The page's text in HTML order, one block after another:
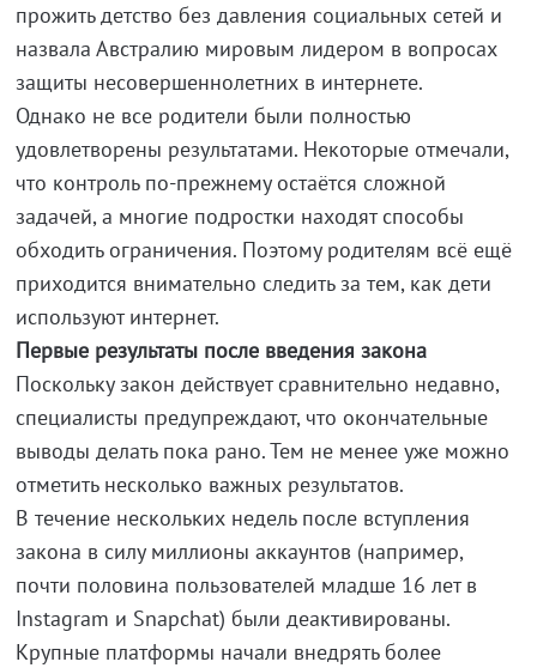
прожить детство без давления социальных сетей и
назвала Австралию мировым лидером в вопросах
защиты несовершеннолетних в интернете.
Однако не все родители были полностью
удовлетворены результатами. Некоторые отмечали,
что контроль по-прежнему остаётся сложной
задачей, а многие подростки находят способы
обходить ограничения. Поэтому родителям всё ещё
приходится внимательно следить за тем, как дети
используют интернет.
Первые результаты после введения закона
Поскольку закон действует сравнительно недавно,
специалисты предупреждают, что окончательные
выводы делать пока рано. Тем не менее уже можно
отметить несколько важных результатов.
В течение нескольких недель после вступления
закона в силу миллионы аккаунтов (например,
почти половина пользователей младше 16 лет в
Instagram и Snapchat) были деактивированы.
Крупные платформы начали внедрять более